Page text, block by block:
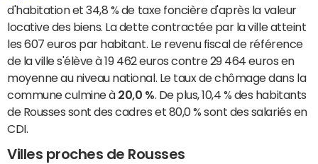
d'habitation et 34,8 % de taxe foncière d'après la valeur
locative des biens. La dette contractée par la ville atteint
les 607 euros par habitant. Le revenu fiscal de référence
de la ville s'élève à 19 462 euros contre 29 464 euros en
moyenne au niveau national. Le taux de chômage dans la
commune culmine à 20,0 % . De plus, 10,4 % des habitants
de Rousses sont des cadres et 80,0 % sont des salariés en
CDI.
Villes proches de Rousses